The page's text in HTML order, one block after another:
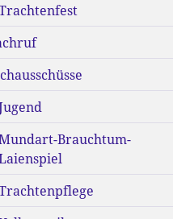
Brauchtum-